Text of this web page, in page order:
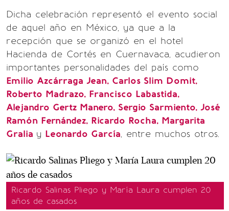
Dicha celebración representó el evento social
de aquel año en México, ya que a la
recepción que se organizó en el hotel
Hacienda de Cortés en Cuernavaca, acudieron
importantes personalidades del país como
Emilio Azcárraga Jean, Carlos Slim Domit,
Roberto Madrazo, Francisco Labastida,
Alejandro Gertz Manero, Sergio Sarmiento, José
Ramón Fernández, Ricardo Rocha, Margarita
Gralia y Leonardo García, entre muchos otros.
Ricardo Salinas Pliego y María Laura cumplen 20
años de casados